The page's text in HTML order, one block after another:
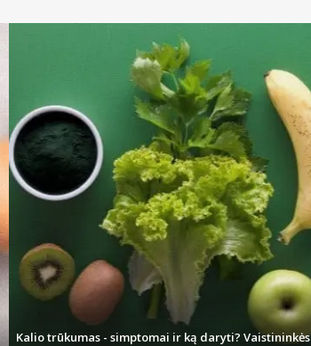
Kalio trūkumas - simptomai ir ką daryti? Vaistininkės